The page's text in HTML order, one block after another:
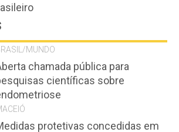
MUNDO
chamada pública para
científicas sobre
protetivas concedidas em